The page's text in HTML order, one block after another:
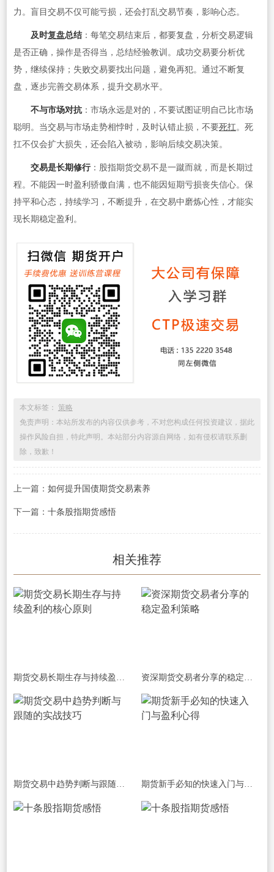
力。盲目交易不仅可能亏损，还会打乱交易节奏，影响心态。
及时复盘总结：每笔交易结束后，都要复盘，分析交易逻辑
是否正确，操作是否得当，总结经验教训。成功交易要分析优
势，继续保持；失败交易要找出问题，避免再犯。通过不断复
盘，逐步完善交易体系，提升交易水平。
不与市场对抗：市场永远是对的，不要试图证明自己比市场
聪明。当交易与市场走势相悖时，及时认错止损，不要死扛 。死
扛不仅会扩大损失，还会陷入被动，影响后续交易决策。
交易是长期修行：股指期货交易不是一蹴而就，而是长期过
程。不能因一时盈利骄傲自满，也不能因短期亏损丧失信心。保
持平和心态，持续学习，不断提升，在交易中磨炼心性，才能实
现长期稳定盈利。
本文标签： 策略
免责声明：本站所发布的内容仅供参考，不对您构成任何投资建议，据此
操作风险自担，特此声明。本站部分内容源自网络，如有侵权请联系删
除，致歉！
上一篇： 如何提升国债期货交易素养
下一篇： 十条股指期货感悟
相关推荐
期货交易长期生存与持续盈利的核心原则 资深期货交易者分享的稳定盈利策略
期货交易中趋势判断与跟随的实战技巧 期货新手必知的快速入门与盈利心得